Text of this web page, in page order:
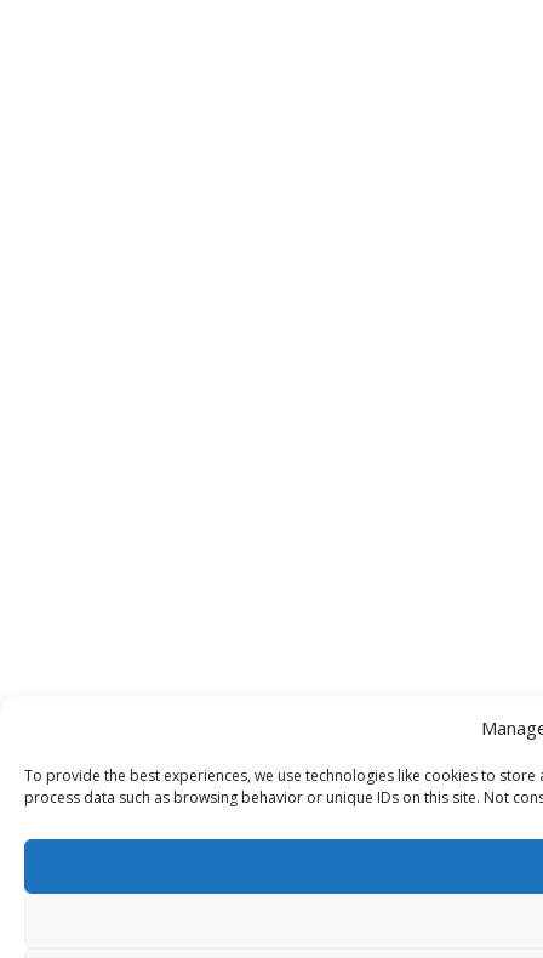
To provide the best experiences, we use technologies like cookies to
process data such as browsing behavior or unique IDs on this site. Not